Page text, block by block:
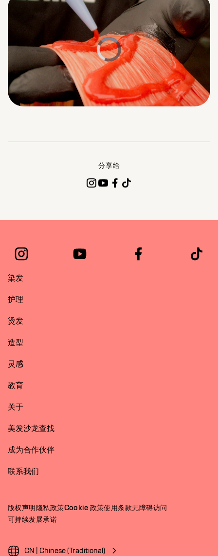
Loaded:
0%
Progress
:
Remaining
分享给
染发
护理
烫发
造型
灵感
教育
关于
美发沙龙查找
成为合作伙伴
联系我们
版权声明隐私政策Cookie 政策使用条款无障碍访问
可持续发展承诺
CN | Chinese (Traditional)